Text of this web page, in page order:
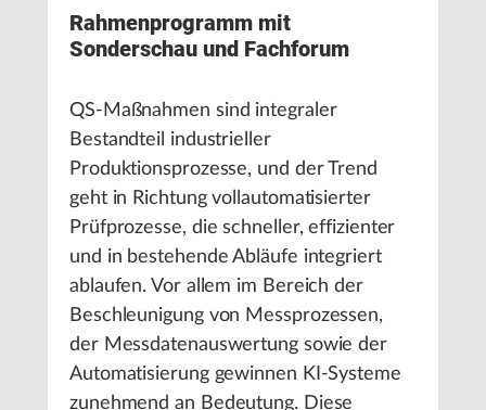
Rahmenprogramm mit
Sonderschau und Fachforum
QS-Maßnahmen sind integraler
Bestandteil industrieller
Produktionsprozesse, und der Trend
geht in Richtung vollautomatisierter
Prüfprozesse, die schneller, effizienter
und in bestehende Abläufe integriert
ablaufen. Vor allem im Bereich der
Beschleunigung von Messprozessen,
der Messdatenauswertung sowie der
Automatisierung gewinnen KI-Systeme
zunehmend an Bedeutung. Diese